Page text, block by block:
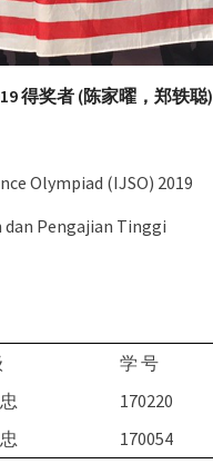
得奖者 (陈家曜，郑轶聪)
Olympiad (IJSO) 2019
Pengajian Tinggi
学 号
170220
170054